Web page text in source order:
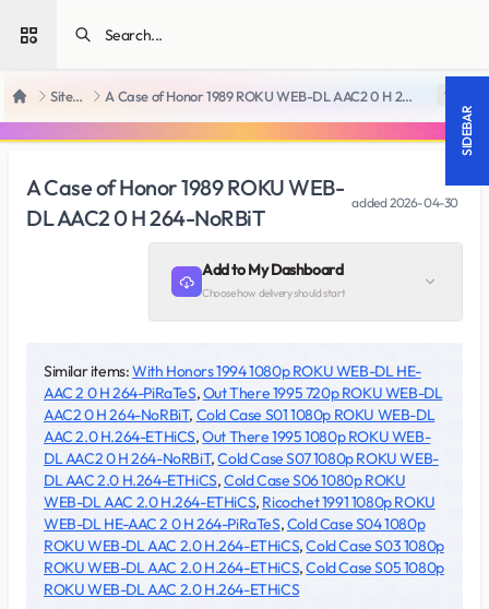
Open sidebar
Home SiteRips A Case of Honor 1989 ROKU WEB-DL AAC2 0 H 264-NoRBiT 18 +
A Case of Honor 1989 ROKU WEB-
DL AAC2 0 H 264-NoRBiT
added2026-04-30
Add to My Dashboard
Choose how delivery should start
Similar items:With Honors 1994 1080p ROKU WEB-DL HE-
AAC 2 0 H 264-PiRaTeS,Out There 1995 720p ROKU WEB-DL
AAC2 0 H 264-NoRBiT, Cold Case S01 1080p ROKU WEB-DL
AAC 2.0 H.264-ETHiCS,Out There 1995 1080p ROKU WEB-
DL AAC2 0 H 264-NoRBiT,Cold Case S07 1080p ROKU WEB-
DL AAC 2.0 H.264-ETHiCS,Cold Case S06 1080p ROKU
WEB-DL AAC 2.0 H.264-ETHiCS, Ricochet 1991 1080p ROKU
WEB-DL HE-AAC 2 0 H 264-PiRaTeS,Cold Case S04 1080p
ROKU WEB-DL AAC 2.0 H.264-ETHiCS,Cold Case S03 1080p
ROKU WEB-DL AAC 2.0 H.264-ETHiCS,Cold Case S05 1080p
ROKU WEB-DL AAC 2.0 H.264-ETHiCS
SIDEBAR